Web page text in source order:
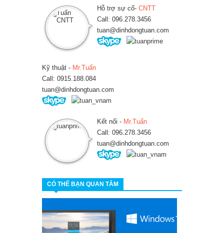
Hỗ trợ sự cố- CNTT
Call: 096.278.3456
tuan@dinhdongtuan.com
Kỹ thuật - Mr.Tuấn
Call: 0915.188.084
tuan@dinhdongtuan.com
Kết nối - Mr.Tuấn
Call: 096.278.3456
tuan@dinhdongtuan.com
CÓ THỂ BẠN QUAN TÂM